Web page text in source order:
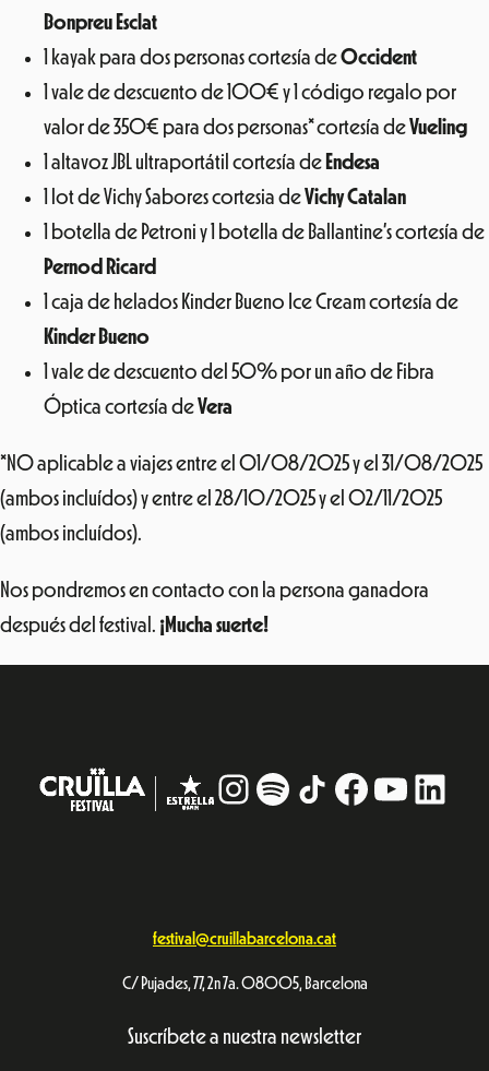
Bonpreu Esclat
1 kayak para dos personas cortesía deOccident
1 vale de descuento de 100€ y 1 código regalo por
valor de 350€ para dos personas* cortesía deVueling
1 altavoz JBL ultraportátil cortesía de Endesa
1 lot de Vichy Sabores cortesia deVichy Catalan
1 botella de Petroni y 1 botella de Ballantine’s cortesía de
Pernod Ricard
1 caja de helados Kinder Bueno Ice Cream cortesía de
Kinder Bueno
1 vale de descuento del 50% por un año de Fibra
Óptica cortesía deVera
*NO aplicable a viajes entre el 01/08/2025 y el 31/08/2025
(ambos incluídos) y entre el 28/10/2025 y el 02/11/2025
(ambos incluídos).
Nos pondremos en contacto con la persona ganadora
después del festival. ¡Mucha suerte!
Instagram
# TikTokFacebook
festival@cruillabarcelona.cat
C/ Pujades, 77, 2n 7a. 08005, Barcelona
Suscríbete a nuestra newsletter